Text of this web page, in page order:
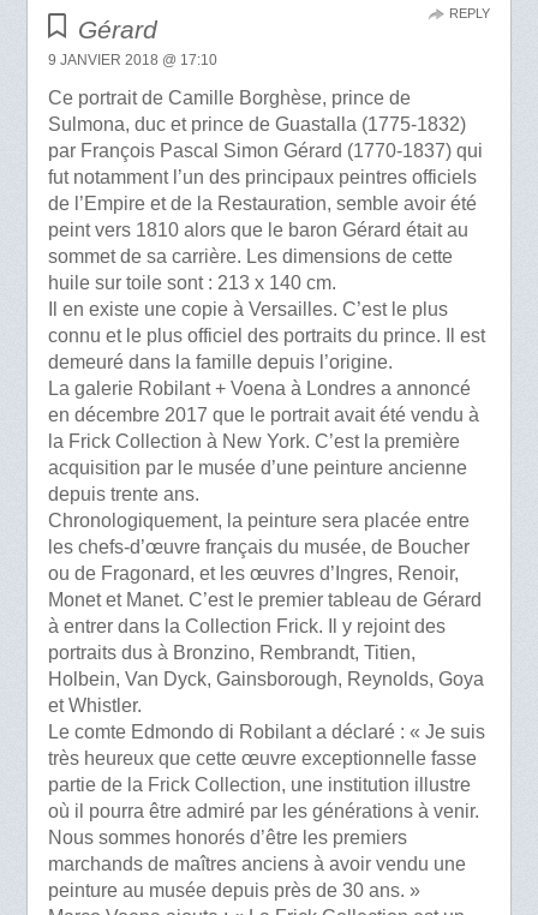
Gérard
9 JANVIER 2018 @ 17:10
Ce portrait de Camille Borghèse, prince de
Sulmona, duc et prince de Guastalla (1775-1832)
par François Pascal Simon Gérard (1770-1837) qui
fut notamment l’un des principaux peintres officiels
de l’Empire et de la Restauration, semble avoir été
peint vers 1810 alors que le baron Gérard était au
sommet de sa carrière. Les dimensions de cette
huile sur toile sont : 213 x 140 cm.
Il en existe une copie à Versailles. C’est le plus
connu et le plus officiel des portraits du prince. Il est
demeuré dans la famille depuis l’origine.
La galerie Robilant + Voena à Londres a annoncé
en décembre 2017 que le portrait avait été vendu à
la Frick Collection à New York. C’est la première
acquisition par le musée d’une peinture ancienne
depuis trente ans.
Chronologiquement, la peinture sera placée entre
les chefs-d’œuvre français du musée, de Boucher
ou de Fragonard, et les œuvres d’Ingres, Renoir,
Monet et Manet. C’est le premier tableau de Gérard
à entrer dans la Collection Frick. Il y rejoint des
portraits dus à Bronzino, Rembrandt, Titien,
Holbein, Van Dyck, Gainsborough, Reynolds, Goya
et Whistler.
Le comte Edmondo di Robilant a déclaré : « Je suis
très heureux que cette œuvre exceptionnelle fasse
partie de la Frick Collection, une institution illustre
où il pourra être admiré par les générations à venir.
Nous sommes honorés d’être les premiers
marchands de maîtres anciens à avoir vendu une
peinture au musée depuis près de 30 ans. »
REPLY